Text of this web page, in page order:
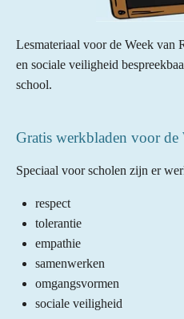
Lesmateriaal voor de Week van
en sociale veiligheid
school.
Gratis werkbladen voor de
Speciaal voor scholen zijn er
respect
tolerantie
empathie
samenwerken
omgangsvormen
sociale veiligheid